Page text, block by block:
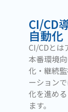
CI/CD
自動化
CI/CDとは
本番環境
化・継続
ーション
化を進め
ます。